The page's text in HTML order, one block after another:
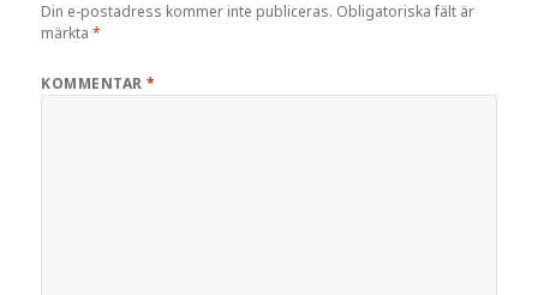
Din e-postadress kommer inte publiceras. Obligatoriska fält är
märkta*
KOMMENTAR*